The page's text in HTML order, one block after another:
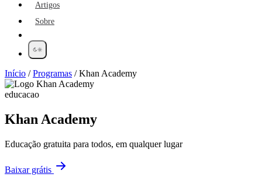
Artigos
Sobre
Início /Programas /Khan Academy
educacao
Khan Academy
Educação gratuita para todos, em qualquer lugar
Baixar grátis